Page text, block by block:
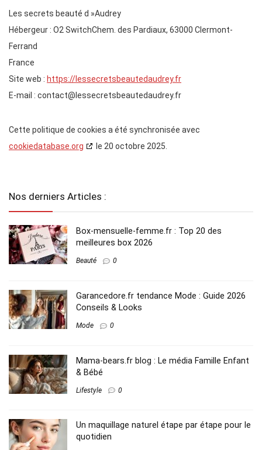
Les secrets beauté d »Audrey
Hébergeur : O2 SwitchChem. des Pardiaux, 63000 Clermont-
Ferrand
France
Site web : https://lessecretsbeautedaudrey.fr
E-mail : contact@ lessecretsbeautedaudrey.fr
Cette politique de cookies a été synchronisée avec
cookiedatabase.org
le 20 octobre 2025.
Nos derniers Articles :
Box-mensuelle-femme.fr : Top 20 des
meilleures box 2026
Beauté 0
Garancedore.fr tendance Mode : Guide 2026
Conseils & Looks
Mode 0
Mama-bears.fr blog : Le média Famille Enfant
& Bébé
Lifestyle 0
Un maquillage naturel étape par étape pour le
quotidien